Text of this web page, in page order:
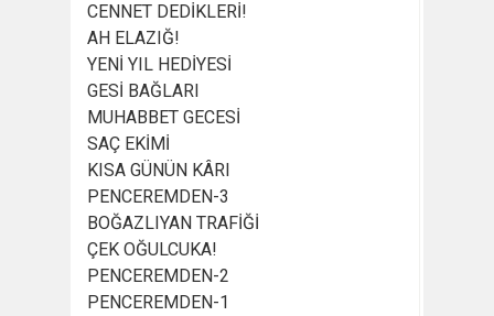
CENNET DEDİKLERİ!
AH ELAZIĞ!
YENİ YIL HEDİYESİ
GESİ BAĞLARI
MUHABBET GECESİ
SAÇ EKİMİ
KISA GÜNÜN KÂRI
PENCEREMDEN-3
BOĞAZLIYAN TRAFİĞİ
ÇEK OĞULCUKA!
PENCEREMDEN-2
PENCEREMDEN-1